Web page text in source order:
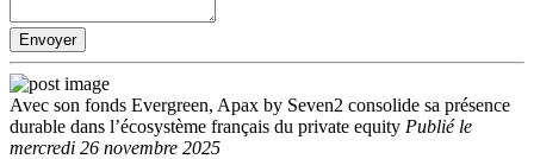
Envoyer
Avec son fonds Evergreen, Apax by Seven2 consolide sa présence
durable dans l’écosystème français du private equity Publiéle
mercredi 26 novembre 2025